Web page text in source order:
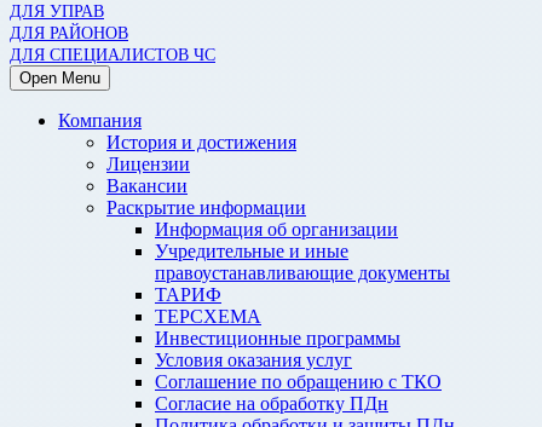
ДЛЯ УПРАВ
ДЛЯ РАЙОНОВ
ДЛЯ СПЕЦИАЛИСТОВ ЧС
Open Menu
Компания
История и достижения
Лицензии
Вакансии
Раскрытие информации
Информация об организации
Учредительные и иные
правоустанавливающие документы
ТАРИФ
ТЕРСХЕМА
Инвестиционные программы
Условия оказания услуг
Соглашение по обращению с ТКО
Согласие на обработку ПДн